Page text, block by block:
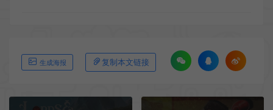
生成海报 复制本文链接